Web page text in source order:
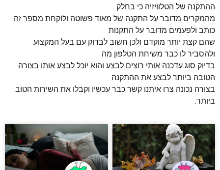
ההתקנה של הטלוויזיה כי בחלק
מהמקרים מדובר על התקנה של מאוד פשוטה ולוקחת מספר זה
כותב ולפעמים מדובר על התקנות
שהם קצת יותר מוקדם ולכן חשוב לבדוק עם בעל המקצוע
ולהסביר לו כבר משיחת הטלפון מה
בדיוק סוג עדכנה אותי רוצים לבצע והוא יוכל לבצע אותו בצורה
הטובה ביותר לבצע את ההתקנה
בצורה נכונה צרו איתנו קשר כבר עכשיו וקבלו את השירות הטוב
ביותר.